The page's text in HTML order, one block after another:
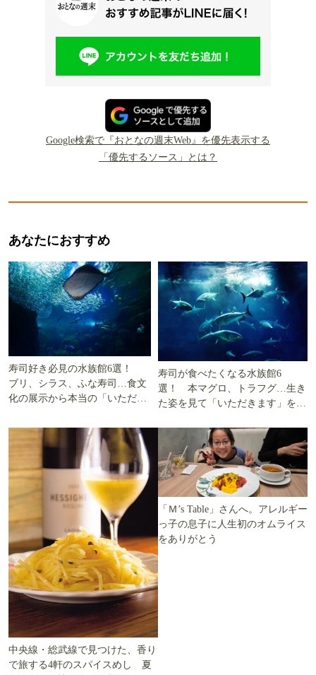
Google検索で『おとなの週末Web』を優先表示する
「優先するソース」とは？
あなたにおすすめ
寿司好き必見の水族館6選！
ブリ、シラス、ふな寿司…食文
化の展示から本当の「いただき
寿司が食べたくなる水族館6
選！ 本マグロ、トラフグ…生き
た姿を見て「いただきます」を考
中央線・総武線で見つけた、香り
で旅する4軒のスパイスめし 夏
「Ｍ’s Table」さんへ。アレルギー
っ子の息子に人生初のオムライス
をありがとう